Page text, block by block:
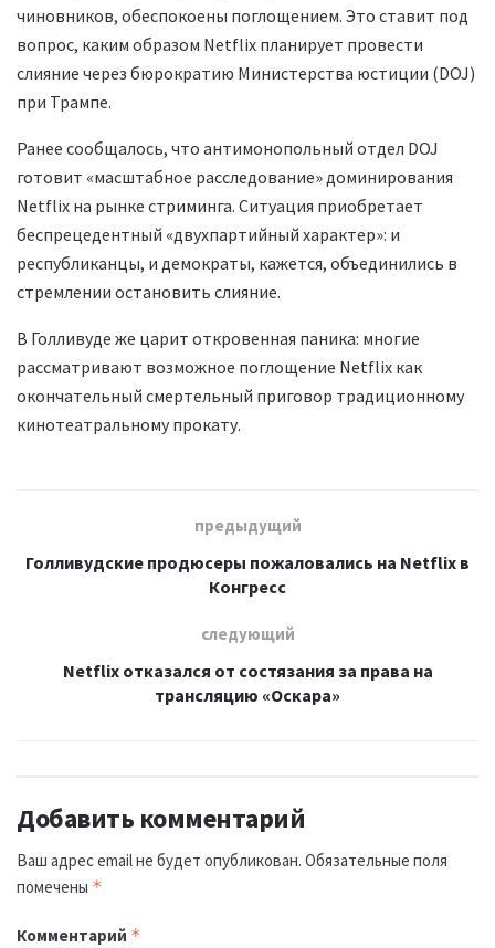
чиновников, обеспокоены поглощением. Это ставит под
вопрос, каким образом Netflix планирует провести
слияние через бюрократию Министерства юстиции (DOJ)
при Трампе.
Ранее сообщалось, что антимонопольный отдел DOJ
готовит «масштабное расследование» доминирования
Netflix на рынке стриминга. Ситуация приобретает
беспрецедентный «двухпартийный характер»: и
республиканцы, и демократы, кажется, объединились в
стремлении остановить слияние.
В Голливуде же царит откровенная паника: многие
рассматривают возможное поглощение Netflix как
окончательный смертельный приговор традиционному
кинотеатральному прокату.
предыдущий
Голливудские продюсеры пожаловались на Netflix в
Конгресс
следующий
Netflix отказался от состязания за права на
трансляцию «Оскара»
Добавить комментарий
Ваш адрес email не будет опубликован. Обязательные поля
помечены *
Комментарий *